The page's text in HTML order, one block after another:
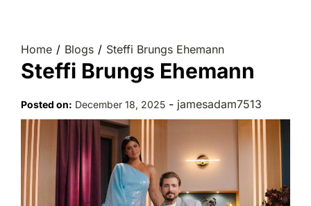
Home Blogs Steffi Brungs Ehemann
Steffi Brungs Ehemann
Posted on: December 18, 2025 - jamesadam7513